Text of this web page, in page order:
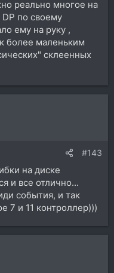
реально многое на
по своему
ему на руку ,
более маленьким
склеенных
#143
на диске
и все отлично...
события, и так
7 и 11 контроллер)))